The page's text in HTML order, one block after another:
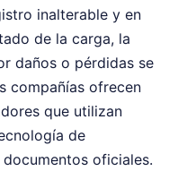
inalterable y en
de la carga, la
daños o pérdidas se
compañías ofrecen
que utilizan
de
oficiales.